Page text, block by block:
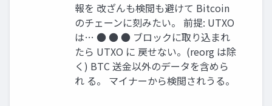
報を 改ざんも検閲も避けて Bitcoin
のチェーンに刻みたい。 前提: UTXO
は… ● ● ● ブロックに取り込まれ
たら UTXO に 戻せない。(reorg は除
く) BTC 送金以外のデータを含めら
れ る。 マイナーから検閲されうる。